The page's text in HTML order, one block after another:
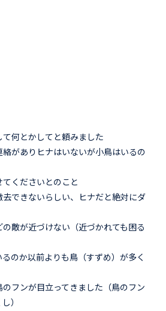
何とかしてと頼みました
がありヒナはいないが小鳥はいるの
くださいとのこと
去できないらしい、ヒナだと絶対にダ
敵が近づけない（近づかれても困る
のか以前よりも鳥（すずめ）が多く
フンが目立ってきました（鳥のフン
）